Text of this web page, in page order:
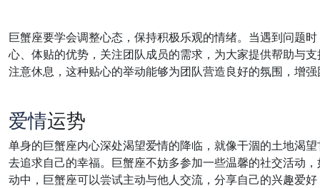
巨蟹座要学会调整心态，保持积极乐观的情绪。当遇到问题
心、体贴的优势，关注团队成员的需求，为大家提供帮助与
注意休息，这种贴心的举动能够为团队营造良好的氛围，增
爱情运势
单身的巨蟹座内心深处渴望爱情的降临，就像干涸的土地渴
去追求自己的幸福。巨蟹座不妨多参加一些温馨的社交活动
动中，巨蟹座可以尝试主动与他人交流，分享自己的兴趣爱